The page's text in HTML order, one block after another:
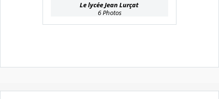
Le lycée Jean Lurçat
6 Photos